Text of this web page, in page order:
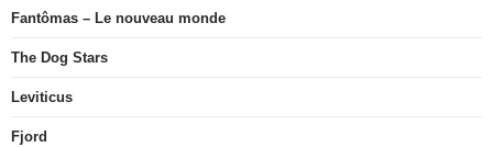
Fantômas – Le nouveau monde
The Dog Stars
Leviticus
Fjord